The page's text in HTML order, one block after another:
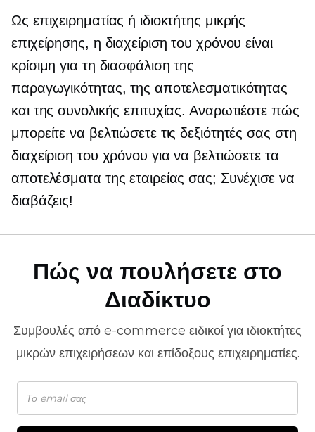
Ως επιχειρηματίας ή ιδιοκτήτης μικρής
επιχείρησης, η διαχείριση του χρόνου είναι
κρίσιμη για τη διασφάλιση της
παραγωγικότητας, της αποτελεσματικότητας
και της συνολικής επιτυχίας. Αναρωτιέστε πώς
μπορείτε να βελτιώσετε τις δεξιότητές σας στη
διαχείριση του χρόνου για να βελτιώσετε τα
αποτελέσματα της εταιρείας σας; Συνέχισε να
διαβάζεις!
Πώς να πουλήσετε στο
Διαδίκτυο
Συμβουλές από e-commerce ειδικοί για ιδιοκτήτες
μικρών επιχειρήσεων και επίδοξους επιχειρηματίες.